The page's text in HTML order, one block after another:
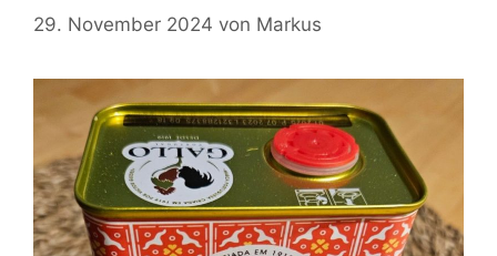
29. November 2024 von Markus